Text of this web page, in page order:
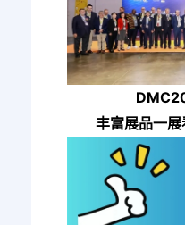
丰富展品一展